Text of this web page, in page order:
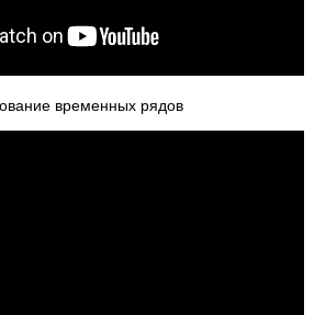
временных рядов